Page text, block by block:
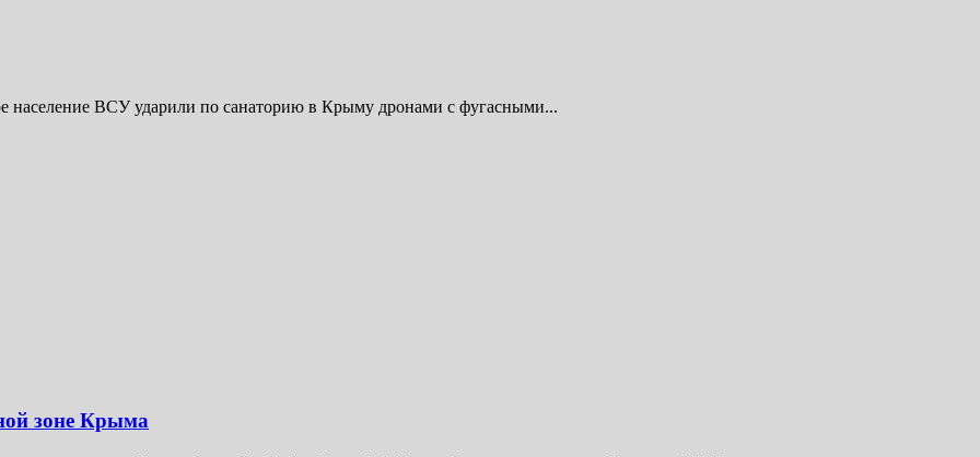
ВСУ ударили по санаторию в Крыму дронами с фугасными...
зоне Крыма